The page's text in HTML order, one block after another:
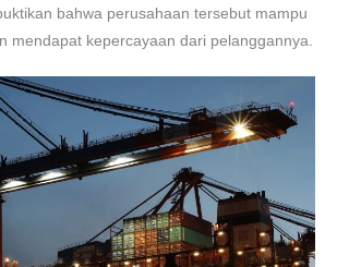
bahwa perusahaan tersebut mampu
mendapat kepercayaan dari pelanggannya.